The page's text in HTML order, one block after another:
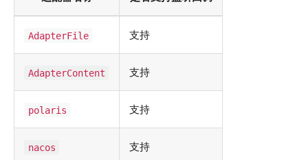
AdapterFile 支持
AdapterContent 支持
polaris 支持
nacos 支持